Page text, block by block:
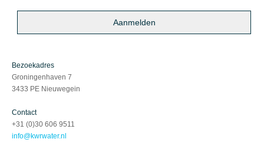
Bezoekadres
Groningenhaven 7
3433 PE Nieuwegein
Contact
+31 (0)30 606 9511
info@kwrwater.nl